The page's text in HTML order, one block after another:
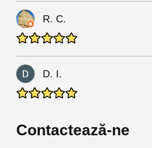
R. C.
D. I.
Contactează-ne